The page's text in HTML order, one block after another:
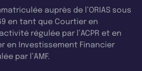
auprès de l’ORIAS sous
en tant que Courtier en
régulée par l’ACPR et en
en Investissement Financier
par l’AMF.